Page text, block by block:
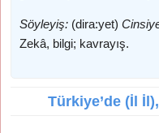
Söyleyiş: (dira:yet)
Zekâ, bilgi; kavrayış.
Türkiye’de (İl